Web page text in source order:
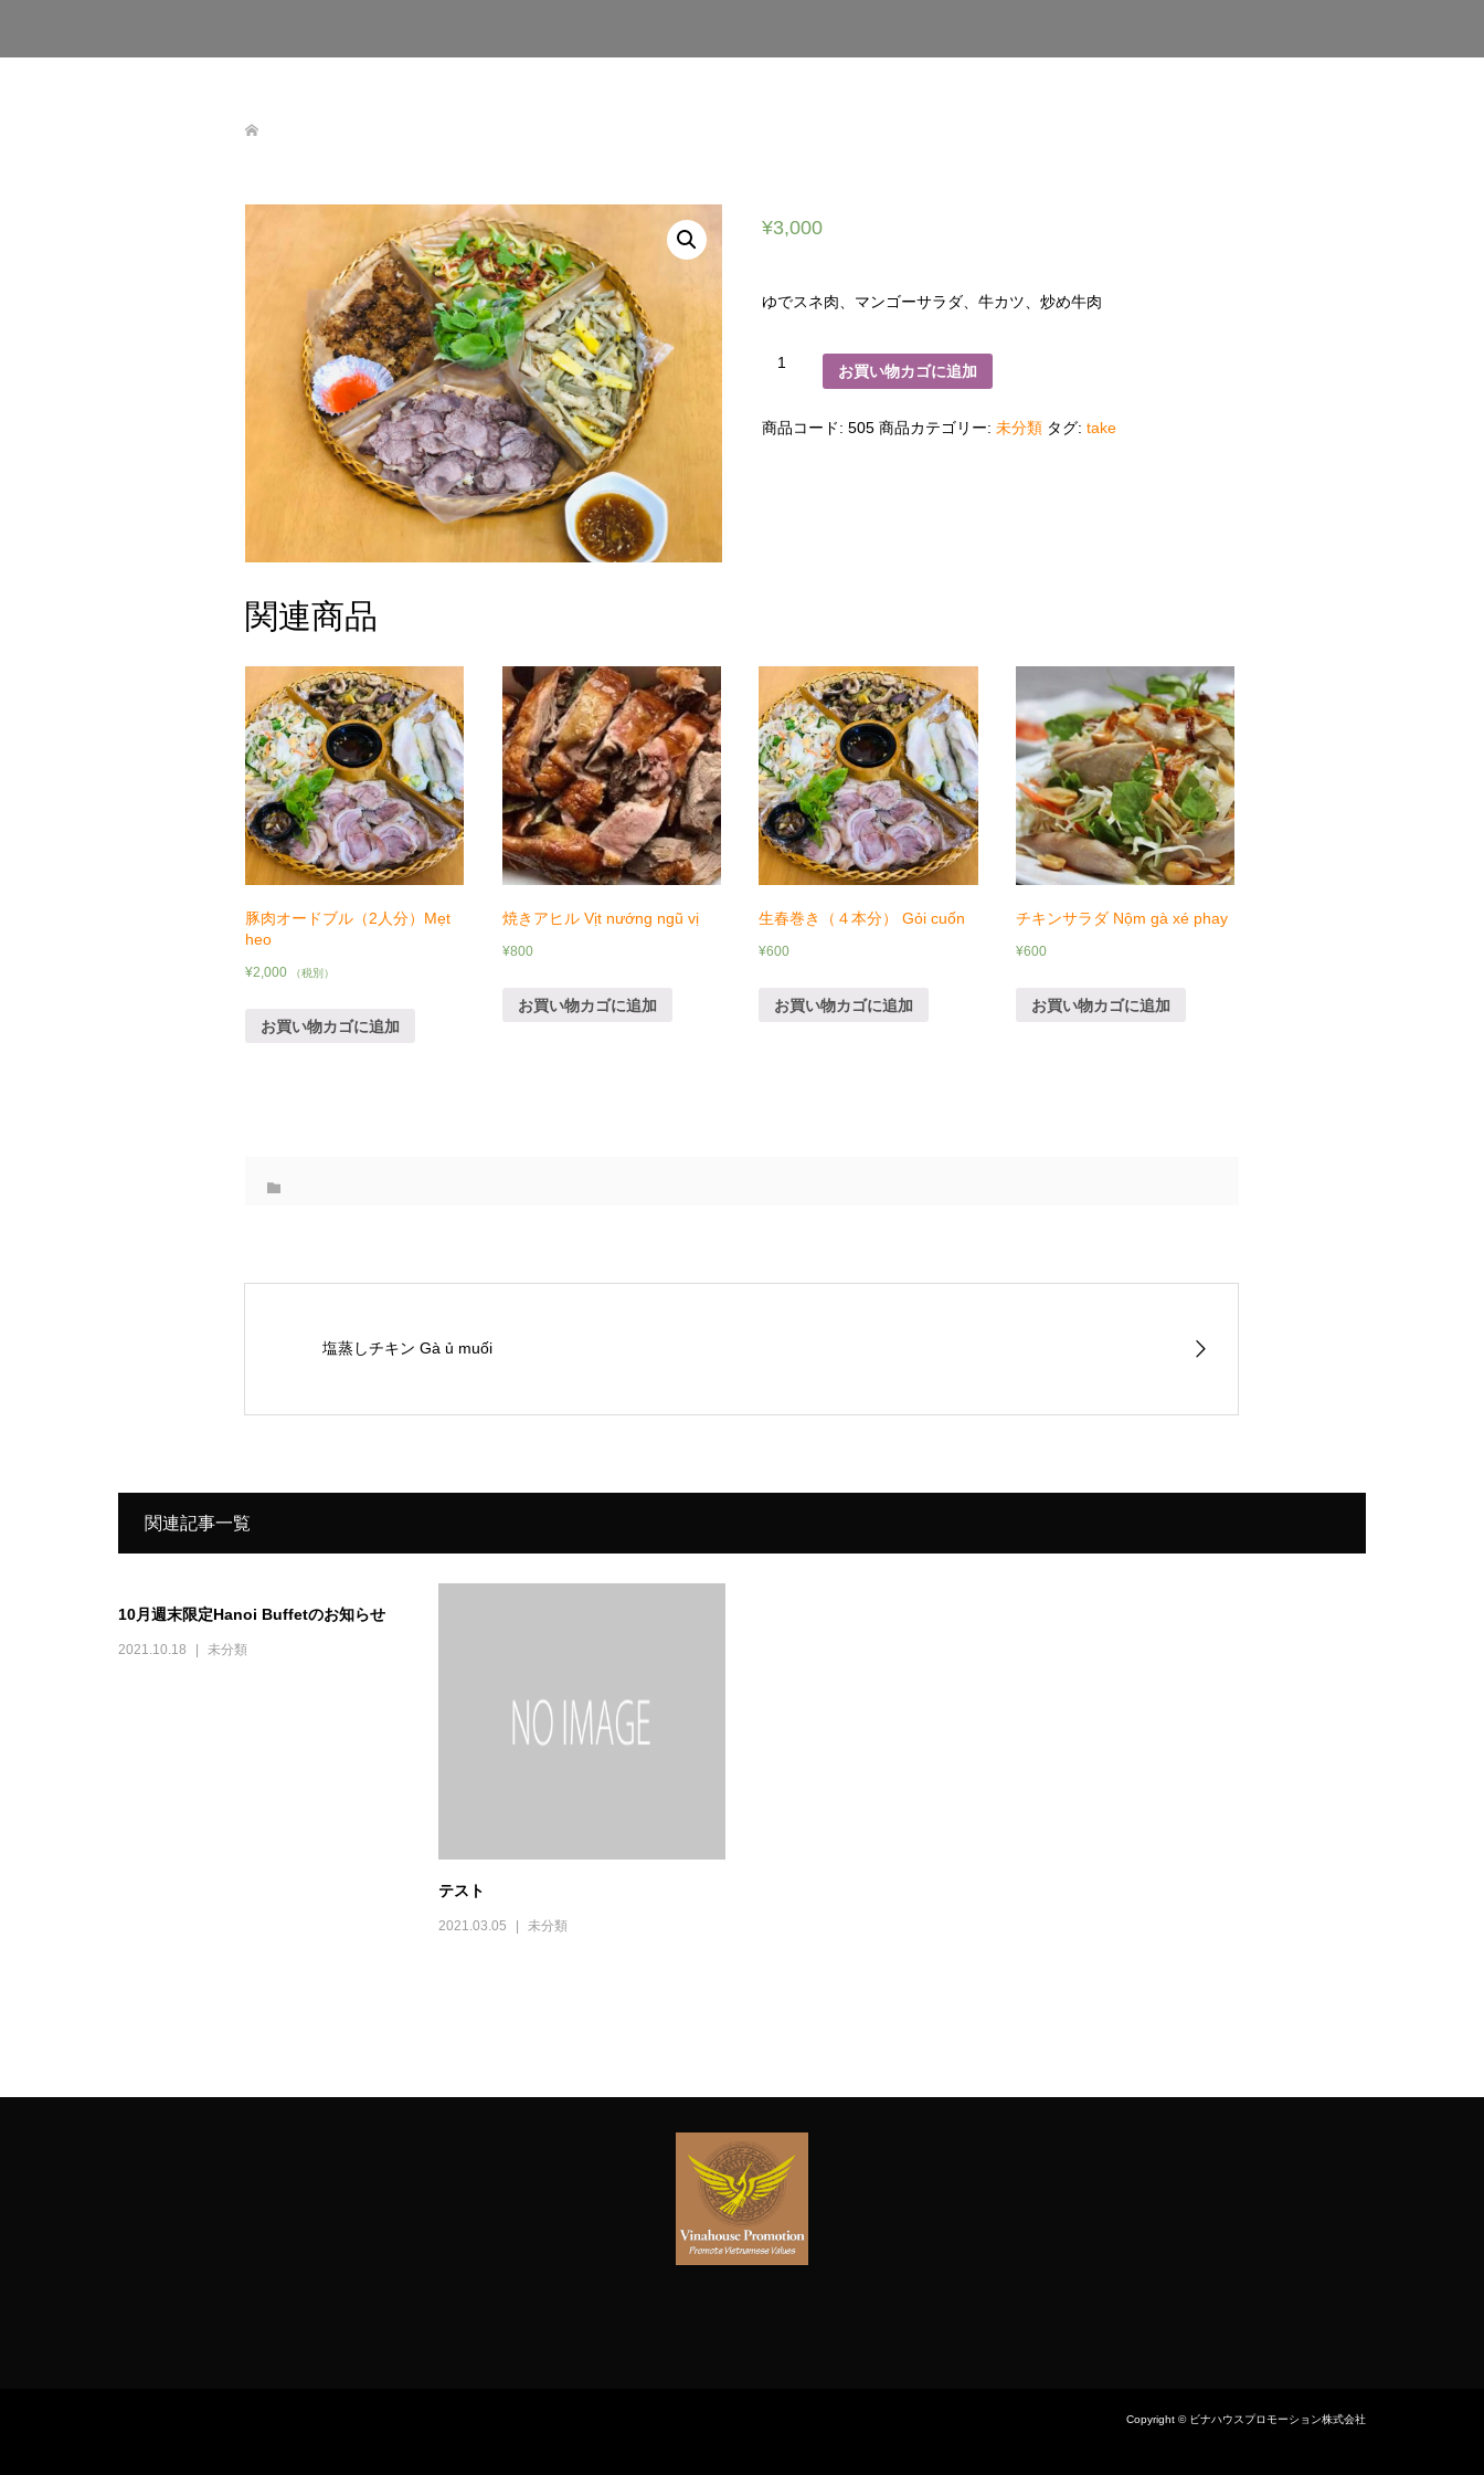
¥3,000
ゆでスネ肉、マンゴーサラダ、牛カツ、炒め牛肉
ド
ブ
お買い物カゴに追加
商品コード: 505 商品カテゴリー: 未分類 タグ: take
関連商品
豚肉オードブル（2人分）Mẹt
heo
¥2,000 （税別）
お買い物カゴに追加
焼きアヒル Vịt nướng ngũ vị
¥800
お買い物カゴに追加
生春巻き（４本分） Gỏi cuốn
¥600
お買い物カゴに追加
チキンサラダ Nộm gà xé phay
¥600
お買い物カゴに追加
塩蒸しチキン Gà ủ muối
関連記事一覧
10月週末限定Hanoi Buffetのお知らせ
2021.10.18 未分類
テスト
2021.03.05 未分類
Copyright © ビナハウスプロモーション株式会社